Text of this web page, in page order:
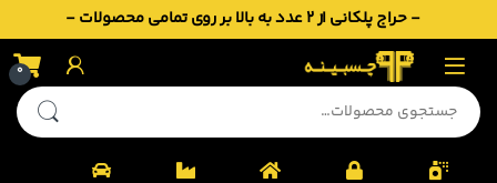
- حراج پلکانی از 2 عدد به بالا بر روی تمامی محصولات -
Skip to navigation
Skip to content
0
جستجو برای: